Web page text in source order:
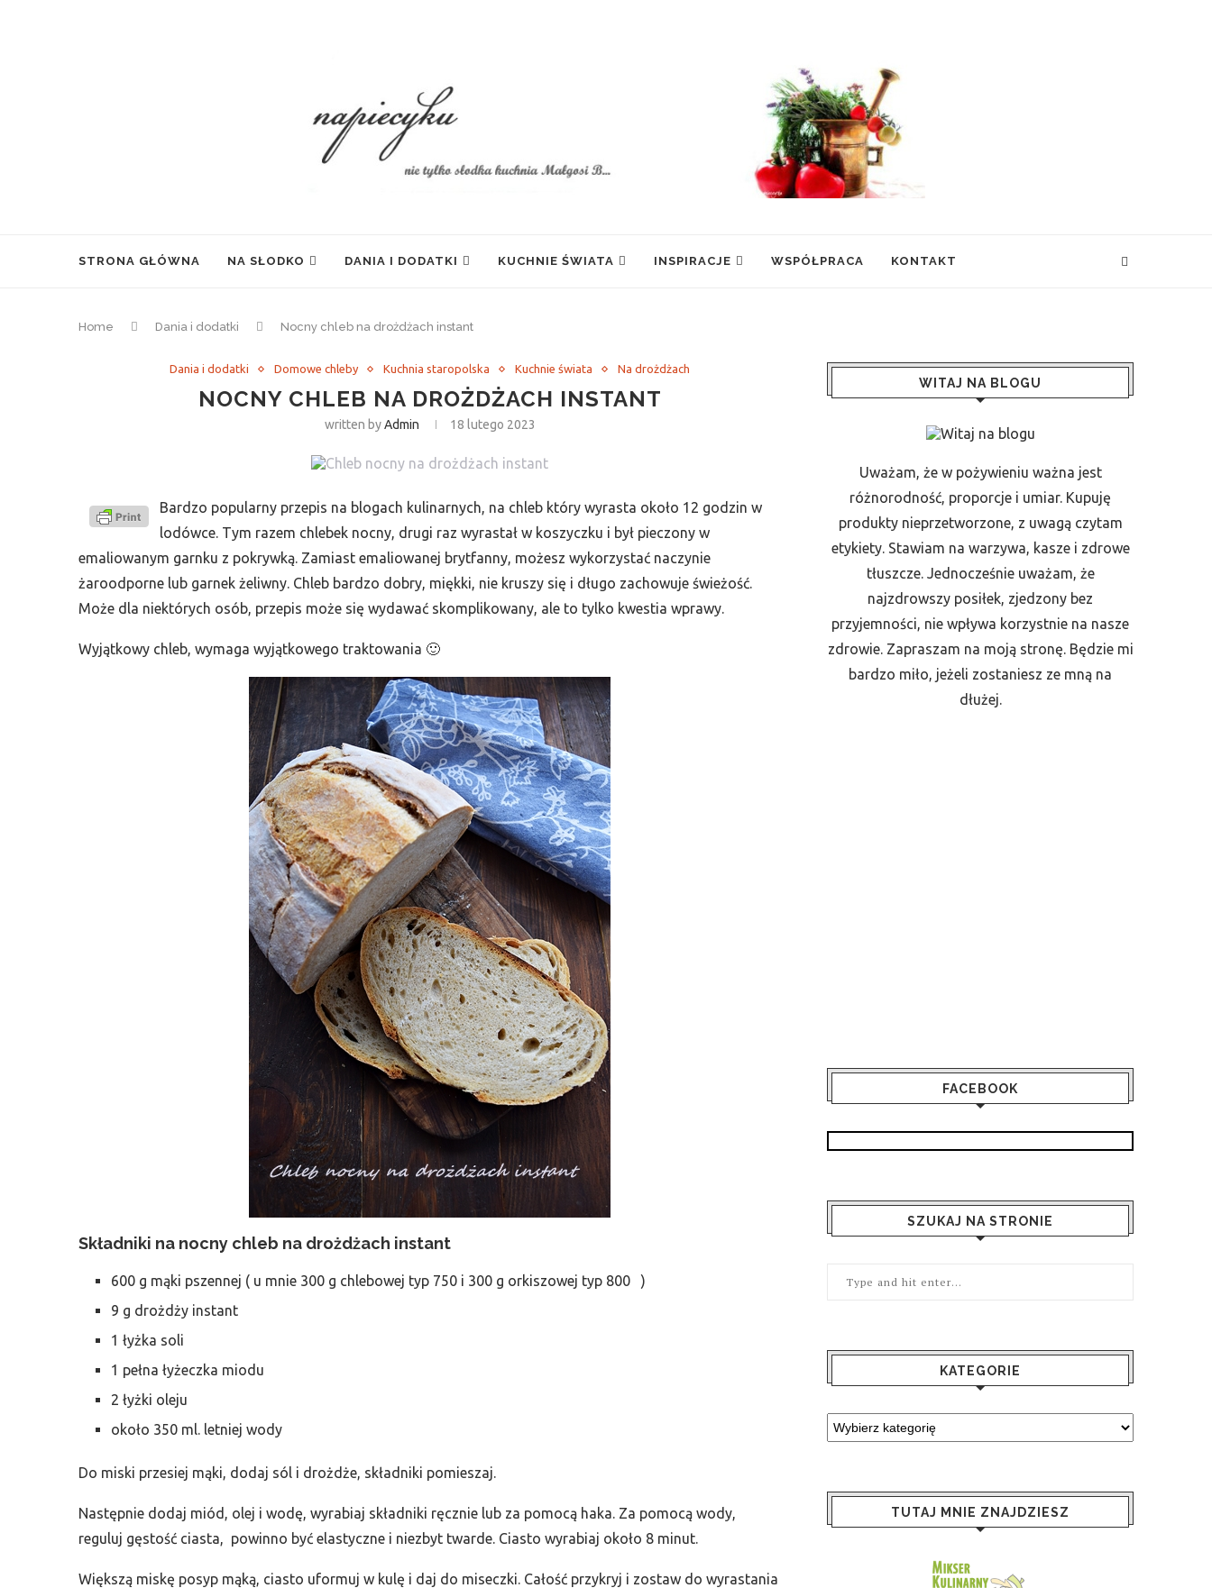
STRONA GŁÓWNA NA SŁODKO DANIA I DODATKI KUCHNIE ŚWIATA INSPIRACJE WSPÓŁPRACA KONTAKT
Home Dania i dodatki Nocny chleb na drożdżach instant
Dania i dodatki Domowe chleby Kuchnia staropolska Kuchnie świata Na drożdżach
NOCNY CHLEB NA DROŻDŻACH INSTANT
written byAdmin 18 lutego 2023
Bardzo popularny przepis na blogach kulinarnych, na chleb który wyrasta około 12 godzin w
lodówce. Tym razem chlebek nocny, drugi raz wyrastał w koszyczku i był pieczony w
emaliowanym garnku z pokrywką. Zamiast emaliowanej brytfanny, możesz wykorzystać naczynie
żaroodporne lub garnek żeliwny. Chleb bardzo dobry, miękki, nie kruszy się i długo zachowuje świeżość.
Może dla niektórych osób, przepis może się wydawać skomplikowany, ale to tylko kwestia wprawy.
Wyjątkowy chleb, wymaga wyjątkowego traktowania 🙂
Składniki na nocny chleb na drożdżach instant
600 g mąki pszennej ( u mnie 300 g chlebowej typ 750 i 300 g orkiszowej typ 800 )
9 g drożdży instant
1 łyżka soli
1 pełna łyżeczka miodu
2 łyżki oleju
około 350 ml. letniej wody
Do miski przesiej mąki, dodaj sól i drożdże, składniki pomieszaj.
Następnie dodaj miód, olej i wodę, wyrabiaj składniki ręcznie lub za pomocą haka. Za pomocą wody,
reguluj gęstość ciasta, powinno być elastyczne i niezbyt twarde. Ciasto wyrabiaj około 8 minut.
Większą miskę posyp mąką, ciasto uformuj w kulę i daj do miseczki. Całość przykryj i zostaw do wyrastania
WITAJ NA BLOGU
Uważam, że w pożywieniu ważna jest
różnorodność, proporcje i umiar. Kupuję
produkty nieprzetworzone, z uwagą czytam
etykiety. Stawiam na warzywa, kasze i zdrowe
tłuszcze. Jednocześnie uważam, że
najzdrowszy posiłek, zjedzony bez
przyjemności, nie wpływa korzystnie na nasze
zdrowie. Zapraszam na moją stronę. Będzie mi
bardzo miło, jeżeli zostaniesz ze mną na
dłużej.
FACEBOOK
SZUKAJ NA STRONIE
KATEGORIE
TUTAJ MNIE ZNAJDZIESZ